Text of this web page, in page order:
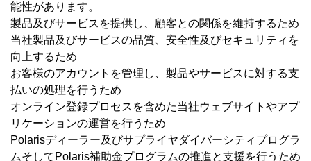
能性があります。
製品及びサービスを提供し、顧客との関係を維持するため
当社製品及びサービスの品質、安全性及びセキュリティを
向上するため
お客様のアカウントを管理し、製品やサービスに対する支
払いの処理を行うため
オンライン登録プロセスを含めた当社ウェブサイトやアプ
リケーションの運営を行うため
Polarisディーラー及びサプライヤダイバーシティプログラ
ムそしてPolaris補助金プログラムの推進と支援を行うため